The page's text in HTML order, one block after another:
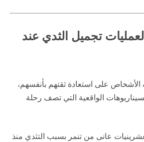
تجميل الثدي عند
الأشخاص على استعادة ثقتهم بأنفسهم،
الواقعية التي تصف رحلة
عانى من تنمر بسبب التثدي منذ